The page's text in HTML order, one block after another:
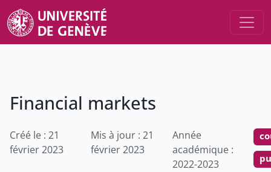
Financial markets
Créé le : 21
février 2023
Mis à jour : 21
février 2023
Année
académique :
2022-2023